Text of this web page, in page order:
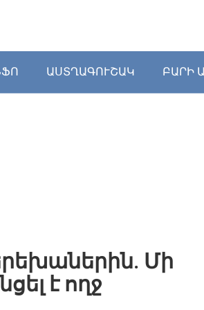
ԱՍՏՂԱԳՈՒՇԱԿ ԲԱՐԻ
Մի
է ողջ